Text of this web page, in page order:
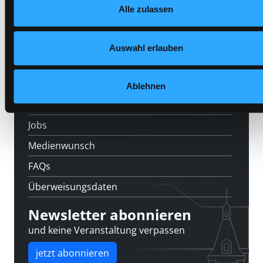
und in unserem
Alle zulassen
Auswahl erlauben
Ablehnen
Standorte
Feedback
Über uns
Jobs
Medienwunsch
FAQs
Überweisungsdaten
Newsletter abonnieren
und keine Veranstaltung verpassen
jetzt abonnieren